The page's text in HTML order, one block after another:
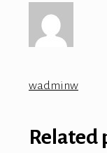
wadminw
Related